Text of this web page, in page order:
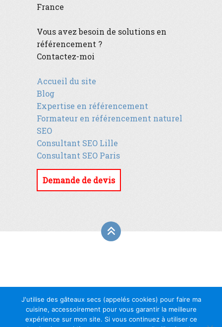
France
Vous avez besoin de solutions en
référencement ?
Contactez-moi
Accueil du site
Blog
Expertise en référencement
Formateur en référencement naturel
SEO
Consultant SEO Lille
Consultant SEO Paris
Demande de devis
J'utilise des gâteaux secs (appelés cookies) pour faire ma
cuisine, accessoirement pour vous garantir la meilleure
expérience sur mon site. Si vous continuez à utiliser ce